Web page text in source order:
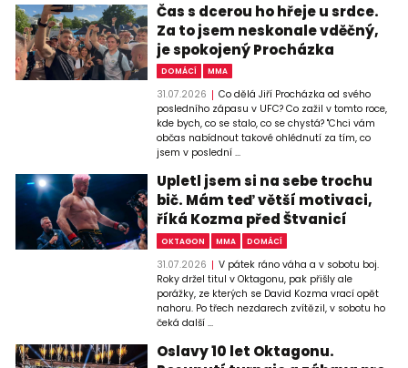
Čas s dcerou ho hřeje u srdce.
Za to jsem neskonale vděčný,
je spokojený Procházka
DOMÁCÍ MMA
31.07.2026
Co dělá Jiří Procházka od svého
posledního zápasu v UFC? Co zažil v tomto roce,
kde bych, co se stalo, co se chystá? "Chci vám
občas nabídnout takové ohlédnutí za tím, co
jsem v poslední ...
Upletl jsem si na sebe trochu
bič. Mám teď větší motivaci,
říká Kozma před Štvanicí
OKTAGON MMA DOMÁCÍ
31.07.2026
V pátek ráno váha a v sobotu boj.
Roky držel titul v Oktagonu, pak přišly ale
porážky, ze kterých se David Kozma vrací opět
nahoru. Po třech nezdarech zvítězil, v sobotu ho
čeká další ...
Oslavy 10 let Oktagonu.